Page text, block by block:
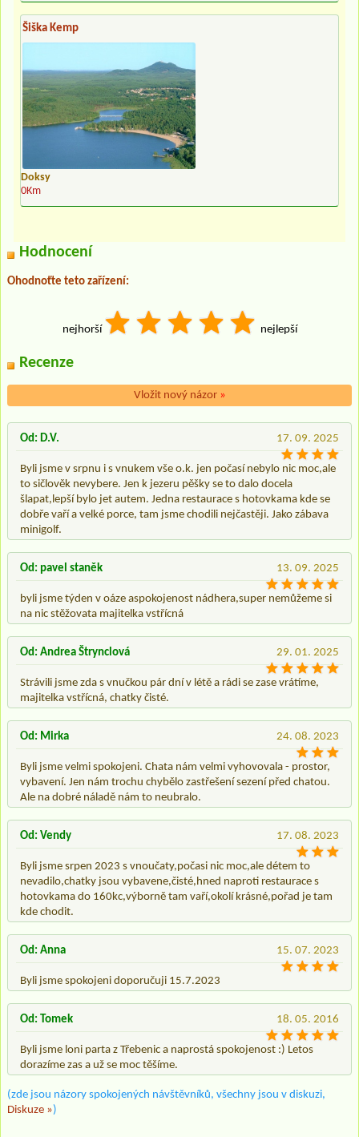
Šiška Kemp
Doksy
0Km
Hodnocení
Ohodnoťte teto zařízení:
nejhorší nejlepší
Recenze
Vložit nový názor »
17. 09. 2025
Od: D.V.
Byli jsme v srpnu i s vnukem vše o.k. jen počasí nebylo nic moc,ale
to sičlověk nevybere. Jen k jezeru pěšky se to dalo docela
šlapat,lepší bylo jet autem. Jedna restaurace s hotovkama kde se
dobře vaří a velké porce, tam jsme chodili nejčastěji. Jako zábava
minigolf.
13. 09. 2025
Od: pavel staněk
byli jsme týden v oáze aspokojenost nádhera,super nemůžeme si
na nic stěžovata majitelka vstřícná
29. 01. 2025
Od: Andrea Štrynclová
Strávili jsme zda s vnučkou pár dní v létě a rádi se zase vrátíme,
majitelka vstřícná, chatky čisté.
24. 08. 2023
Od: Mirka
Byli jsme velmi spokojeni. Chata nám velmi vyhovovala - prostor,
vybavení. Jen nám trochu chybělo zastřešení sezení před chatou.
Ale na dobré náladě nám to neubralo.
17. 08. 2023
Od: Vendy
Byli jsme srpen 2023 s vnoučaty,počasi nic moc,ale détem to
nevadilo,chatky jsou vybavene,čisté,hned naproti restaurace s
hotovkama do 160kc,výborně tam vaří,okolí krásné,pořad je tam
kde chodit.
15. 07. 2023
Od: Anna
Byli jsme spokojeni doporučuji 15.7.2023
18. 05. 2016
Od: Tomek
Byli jsme loni parta z Třebenic a naprostá spokojenost :) Letos
dorazíme zas a už se moc těšíme.
(zde jsou názory spokojených návštěvníků, všechny jsou v diskuzi,
Diskuze »)